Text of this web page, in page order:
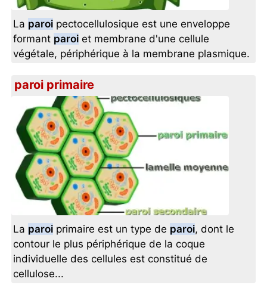
La paroi pectocellulosique est une enveloppe
formant paroi et membrane d'une cellule
végétale, périphérique à la membrane plasmique.
paroi primaire
La paroi primaire est un type de paroi, dont le
contour le plus périphérique de la coque
individuelle des cellules est constitué de
cellulose...